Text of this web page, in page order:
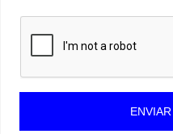
i
l
ENVIAR